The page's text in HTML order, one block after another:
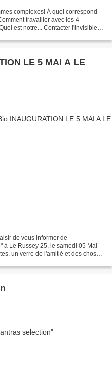
complexes! À quoi correspond
travailler avec les 4
est notre... Contacter l'invisible,
LE 5 MAI A LE
de vous informer de
à Le Russey 25, le samedi 05 Mai
un verre de l'amitié et des choses